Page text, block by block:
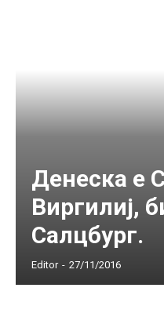
Денеска е
Виргилиј,
Салцбург.
Editor - 27/11/2016